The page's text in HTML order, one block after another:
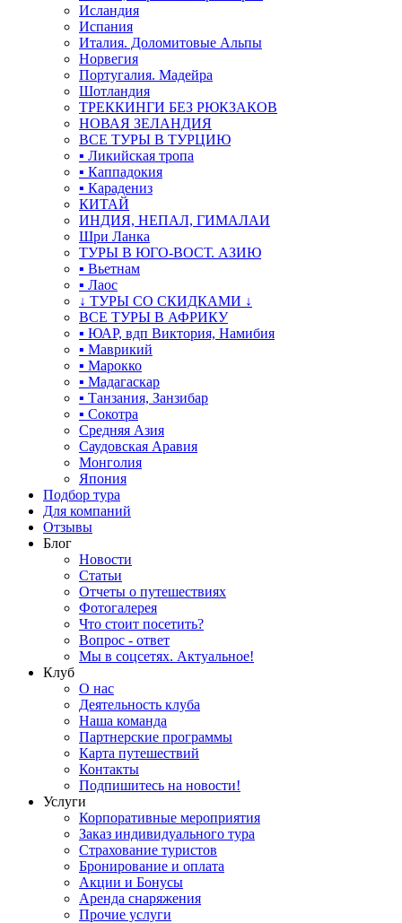
Исландия
Испания
Италия. Доломитовые Альпы
Норвегия
Португалия. Мадейра
Шотландия
ТРЕККИНГИ БЕЗ РЮКЗАКОВ
НОВАЯ ЗЕЛАНДИЯ
ВСЕ ТУРЫ В ТУРЦИЮ
▪ Ликийская тропа
▪ Каппадокия
▪ Карадениз
КИТАЙ
ИНДИЯ, НЕПАЛ, ГИМАЛАИ
Шри Ланка
ТУРЫ В ЮГО-ВОСТ. АЗИЮ
▪ Вьетнам
▪ Лаос
↓ ТУРЫ СО СКИДКАМИ ↓
ВСЕ ТУРЫ В АФРИКУ
▪ ЮАР, вдп Виктория, Намибия
▪ Маврикий
▪ Марокко
▪ Мадагаскар
▪ Танзания, Занзибар
▪ Сокотра
Средняя Азия
Саудовская Аравия
Монголия
Япония
Подбор тура
Для компаний
Отзывы
Блог
Новости
Статьи
Отчеты о путешествиях
Фотогалерея
Что стоит посетить?
Вопрос - ответ
Мы в соцсетях. Актуальное!
Клуб
О нас
Деятельность клуба
Наша команда
Партнерские программы
Карта путешествий
Контакты
Подпишитесь на новости!
Услуги
Корпоративные мероприятия
Заказ индивидуального тура
Страхование туристов
Бронирование и оплата
Акции и Бонусы
Аренда снаряжения
Прочие услуги